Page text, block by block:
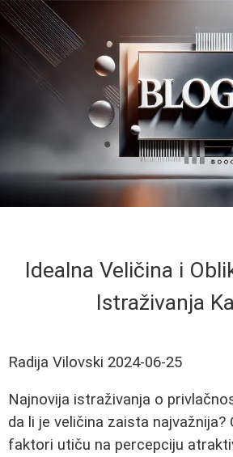
Idealna Veličina i
Istraživanja
Radija Vilovski 2024-06-25
Najnovija istraživanja o
da li je veličina zaista najvažnija?
faktori utiču na percepciju